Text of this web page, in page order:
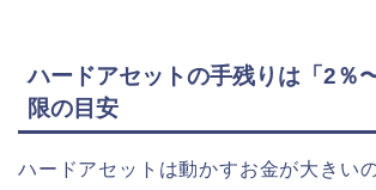
ハードアセットの手残りは「2％
限の目安
ハードアセットは動かすお金が大きい